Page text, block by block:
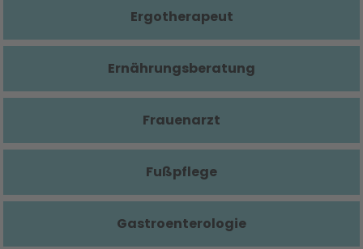
Ergotherapeut
Ernährungsberatung
Frauenarzt
Fußpflege
Gastroenterologie